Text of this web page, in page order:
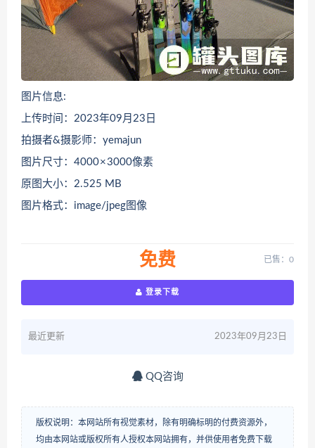
图片信息:
上传时间：2023年09月23日
拍摄者&摄影师：yemajun
图片尺寸：4000 × 3000像素
原图大小：2.525 MB
图片格式：image/jpeg图像
免费 已售：0
登录下载
最近更新 2023年09月23日
QQ咨询
版权说明：本网站所有视觉素材，除有明确标明的付费资源外，
均由本网站或版权所有人授权本网站拥有，并供使用者免费下载